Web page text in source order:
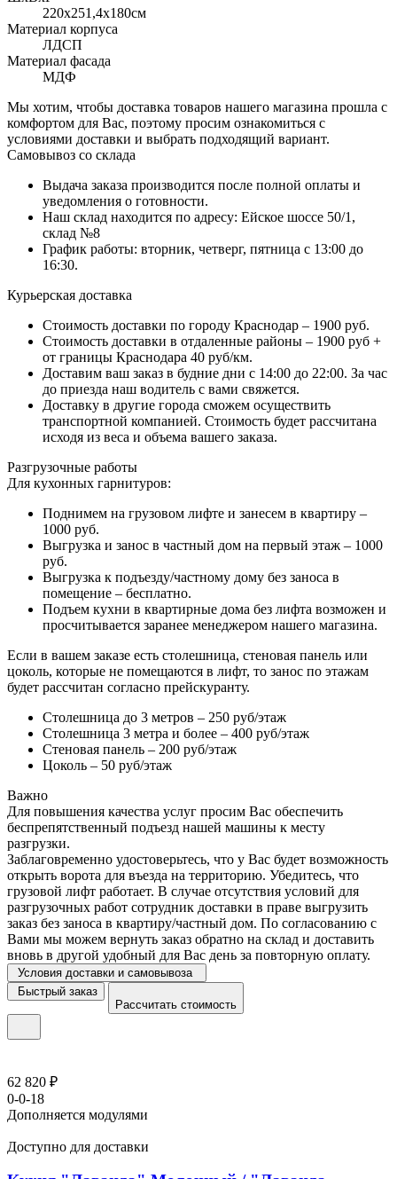
220x251,4х180см
Материал корпуса
ЛДСП
Материал фасада
МДФ
Мы хотим, чтобы доставка товаров нашего магазина прошла с
комфортом для Вас, поэтому просим ознакомиться с
условиями доставки и выбрать подходящий вариант.
Самовывоз со склада
Выдача заказа производится после полной оплаты и
уведомления о готовности.
Наш склад находится по адресу: Ейское шоссе 50/1,
склад №8
График работы: вторник, четверг, пятница с 13:00 до
16:30.
Курьерская доставка
Стоимость доставки по городу Краснодар – 1900 руб.
Стоимость доставки в отдаленные районы – 1900 руб +
от границы Краснодара 40 руб/км.
Доставим ваш заказ в будние дни с 14:00 до 22:00. За час
до приезда наш водитель с вами свяжется.
Доставку в другие города сможем осуществить
транспортной компанией. Стоимость будет рассчитана
исходя из веса и объема вашего заказа.
Разгрузочные работы
Для кухонных гарнитуров:
Поднимем на грузовом лифте и занесем в квартиру –
1000 руб.
Выгрузка и занос в частный дом на первый этаж – 1000
руб.
Выгрузка к подъезду/частному дому без заноса в
помещение – бесплатно.
Подъем кухни в квартирные дома без лифта возможен и
просчитывается заранее менеджером нашего магазина.
Если в вашем заказе есть столешница, стеновая панель или
цоколь, которые не помещаются в лифт, то занос по этажам
будет рассчитан согласно прейскуранту.
Столешница до 3 метров – 250 руб/этаж
Столешница 3 метра и более – 400 руб/этаж
Стеновая панель – 200 руб/этаж
Цоколь – 50 руб/этаж
Важно
Для повышения качества услуг просим Вас обеспечить
беспрепятственный подъезд нашей машины к месту
разгрузки.
Заблаговременно удостоверьтесь, что у Вас будет возможность
открыть ворота для въезда на территорию. Убедитесь, что
грузовой лифт работает. В случае отсутствия условий для
разгрузочных работ сотрудник доставки в праве выгрузить
заказ без заноса в квартиру/частный дом. По согласованию с
Вами мы можем вернуть заказ обратно на склад и доставить
вновь в другой удобный для Вас день за повторную оплату.
Условия доставки и самовывоза
Быстрый заказ
Рассчитать стоимость
62 820 ₽
0-0-18
Дополняется модулями
Доступно для доставки